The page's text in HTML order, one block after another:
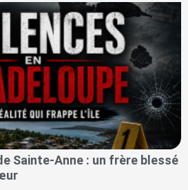
Sainte-Anne : un frère blessé